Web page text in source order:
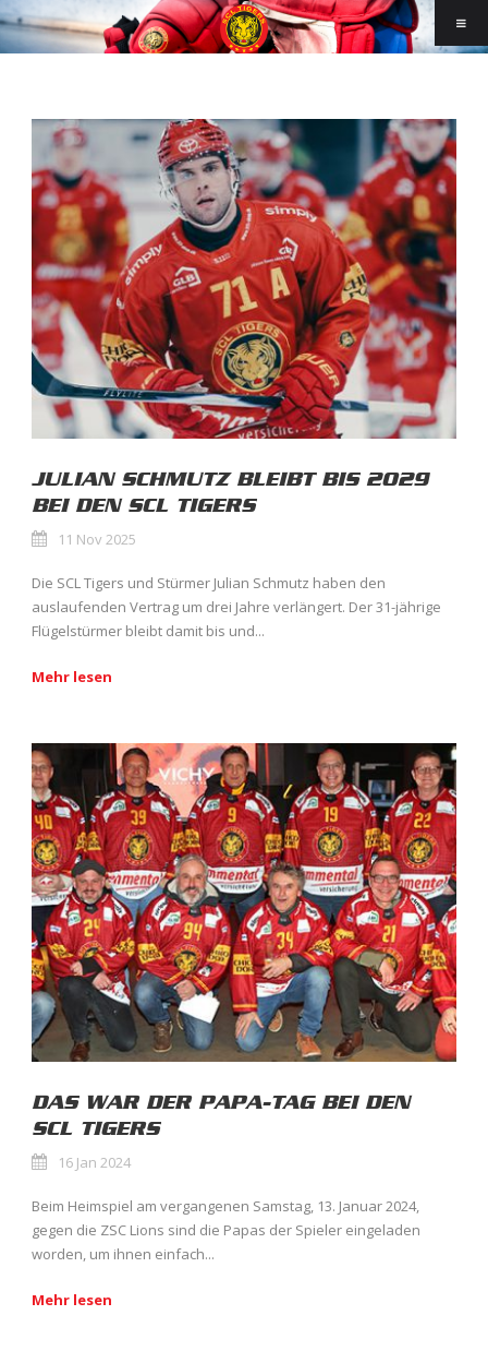
JULIAN SCHMUTZ BLEIBT BIS 2029
BEI DEN SCL TIGERS
11 Nov 2025
Die SCL Tigers und Stürmer Julian Schmutz haben den
auslaufenden Vertrag um drei Jahre verlängert. Der 31-jährige
Flügelstürmer bleibt damit bis und...
Mehr lesen
DAS WAR DER PAPA-TAG BEI DEN
SCL TIGERS
16 Jan 2024
Beim Heimspiel am vergangenen Samstag, 13. Januar 2024,
gegen die ZSC Lions sind die Papas der Spieler eingeladen
worden, um ihnen einfach...
Mehr lesen